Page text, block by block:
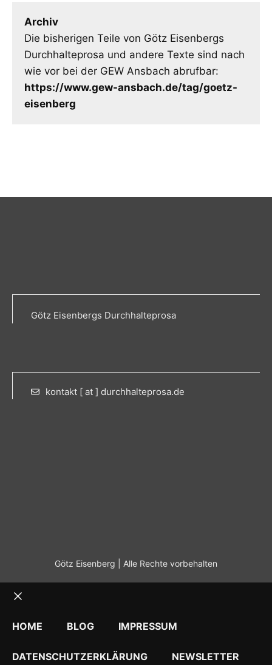
Archiv
Die bisherigen Teile von Götz Eisenbergs
Durchhalteprosa und andere Texte sind nach
wie vor bei der GEW Ansbach abrufbar:
https://www.gew-ansbach.de/tag/goetz-
eisenberg
Götz Eisenbergs Durchhalteprosa
kontakt [ at ] durchhalteprosa.de
Götz Eisenberg | Alle Rechte vorbehalten
HOME
BLOG IMPRESSUM
DATENSCHUTZERKLÄRUNG NEWSLETTER